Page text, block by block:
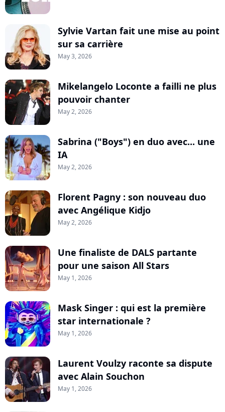
Sylvie Vartan fait une mise au point
sur sa carrière
May 3, 2026
Mikelangelo Loconte a failli ne plus
pouvoir chanter
May 2, 2026
Sabrina ("Boys") en duo avec... une
IA
May 2, 2026
Florent Pagny : son nouveau duo
avec Angélique Kidjo
May 2, 2026
Une finaliste de DALS partante
pour une saison All Stars
May 1, 2026
Mask Singer : qui est la première
star internationale ?
May 1, 2026
Laurent Voulzy raconte sa dispute
avec Alain Souchon
May 1, 2026